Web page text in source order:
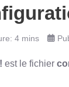
4 mins
est le fichier